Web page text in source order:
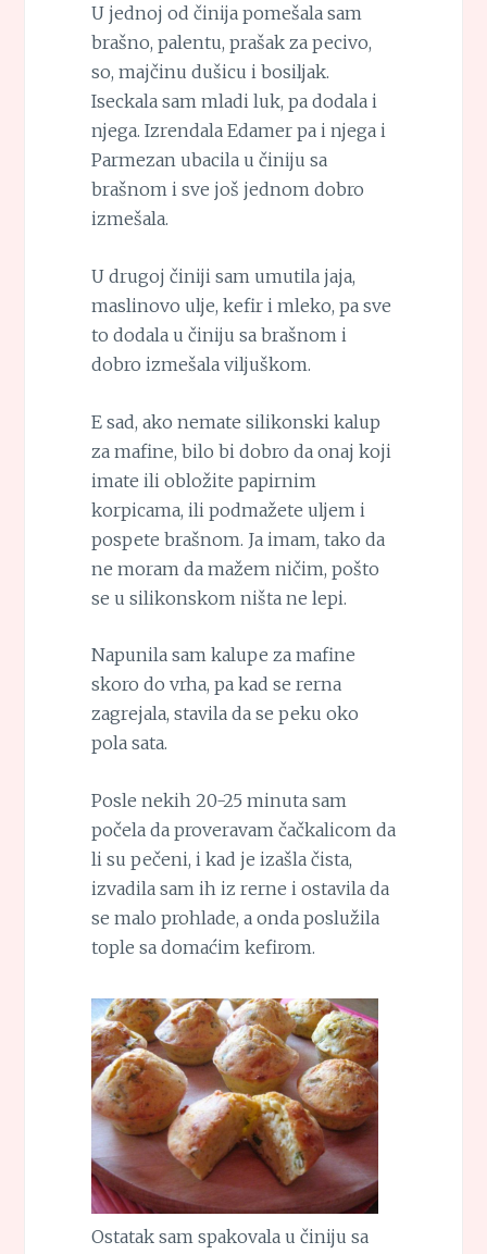
U jednoj od činija pomešala sam
brašno, palentu, prašak za pecivo,
so, majčinu dušicu i bosiljak.
Iseckala sam mladi luk, pa dodala i
njega. Izrendala Edamer pa i njega i
Parmezan ubacila u činiju sa
brašnom i sve još jednom dobro
izmešala.
U drugoj činiji sam umutila jaja,
maslinovo ulje, kefir i mleko, pa sve
to dodala u činiju sa brašnom i
dobro izmešala viljuškom.
E sad, ako nemate silikonski kalup
za mafine, bilo bi dobro da onaj koji
imate ili obložite papirnim
korpicama, ili podmažete uljem i
pospete brašnom. Ja imam, tako da
ne moram da mažem ničim, pošto
se u silikonskom ništa ne lepi.
Napunila sam kalupe za mafine
skoro do vrha, pa kad se rerna
zagrejala, stavila da se peku oko
pola sata.
Posle nekih 20-25 minuta sam
počela da proveravam čačkalicom da
li su pečeni, i kad je izašla čista,
izvadila sam ih iz rerne i ostavila da
se malo prohlade, a onda poslužila
tople sa domaćim kefirom.
Ostatak sam spakovala u činiju sa